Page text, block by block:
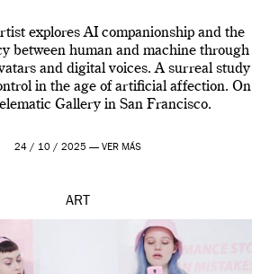
explores AI companionship and the
between human and machine through
and digital voices. A surreal study
in the age of artificial affection. On
Gallery in San Francisco.
24 / 10 / 2025 — VER MÁS
ART